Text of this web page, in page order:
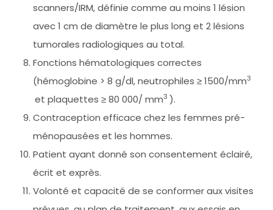
scanners/IRM, définie comme au moins 1 lésion
avec 1 cm de diamètre le plus long et 2 lésions
tumorales radiologiques au total.
Fonctions hématologiques correctes
(hémoglobine > 8 g/dl, neutrophiles ≥ 1500/mm3
et plaquettes ≥ 80 000/ mm3 ).
Contraception efficace chez les femmes pré-
ménopausées et les hommes.
Patient ayant donné son consentement éclairé,
écrit et exprès.
Volonté et capacité de se conformer aux visites